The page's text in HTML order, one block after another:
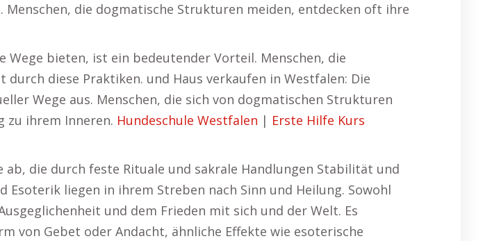
die dogmatische Strukturen meiden, entdecken oft ihre
bieten, ist ein bedeutender Vorteil. Menschen, die
diese Praktiken. und Haus verkaufen in Westfalen: Die
Wege aus. Menschen, die sich von dogmatischen Strukturen
zu ihrem Inneren. Hundeschule Westfalen | Erste Hilfe Kurs
die durch feste Rituale und sakrale Handlungen Stabilität und
liegen in ihrem Streben nach Sinn und Heilung. Sowohl
und dem Frieden mit sich und der Welt. Es
von Gebet oder Andacht, ähnliche Effekte wie esoterische